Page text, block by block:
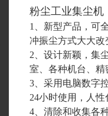
粉尘工业集尘机
1、新型产品，可
冲振尘方式大大
2、设计新颖，集
室、各种机台、
3、采用电脑数字
24小时使用，人
4、清除和收集各